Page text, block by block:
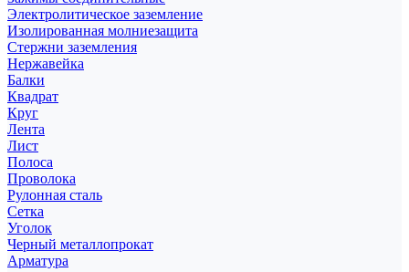
Электролитическое заземление
Изолированная молниезащита
Стержни заземления
Нержавейка
Балки
Квадрат
Круг
Лента
Лист
Полоса
Проволока
Рулонная сталь
Сетка
Уголок
Черный металлопрокат
Арматура